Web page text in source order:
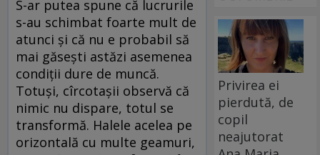
S-ar putea spune că lucrurile
s-au schimbat foarte mult de
atunci și că nu e probabil să
mai găsești astăzi asemenea
condiții dure de muncă.
Totuși, cîrcotașii observă că
nimic nu dispare, totul se
transformă. Halele acelea pe
orizontală cu multe geamuri,
Privirea ei
pierdută, de
copil
neajutorat